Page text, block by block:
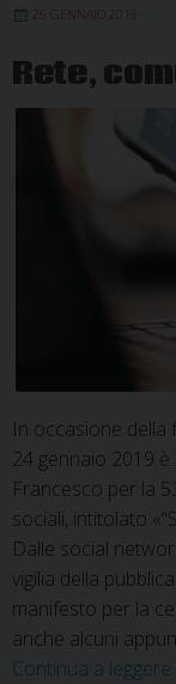
26 GENNAIO 2019
Rete,
In occasione della
24 gennaio 2019
Francesco per la
sociali, intitolato
Dalle social
vigilia della
manifesto per la
anche alcuni
Continua a leggere